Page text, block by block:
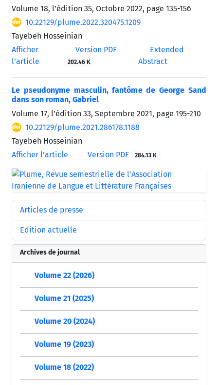
Volume 18, l’édition 35, Octobre 2022, page 135-156
10.22129/plume.2022.320475.1209
Tayebeh Hosseinian
Afficher
l’article
Version PDF
202.46 K
Extended
Abstract
Le pseudonyme masculin, fantôme de George Sand
dans son roman, Gabriel
Volume 17, l’édition 33, Septembre 2021, page 195-210
10.22129/plume.2021.286178.1188
Tayebeh Hosseinian
Afficher l’article
Version PDF 284.13 K
Articles de presse
Edition actuelle
Archives de journal
Volume 22 (2026)
Volume 21 (2025)
Volume 20 (2024)
Volume 19 (2023)
Volume 18 (2022)